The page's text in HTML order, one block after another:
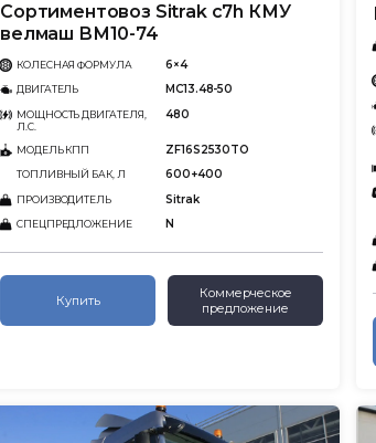
Сортиментовоз Sitrak c7h КМУ
велмаш ВМ10-74
КОЛЕСНАЯ ФОРМУЛА 6×4
ДВИГАТЕЛЬ MC13.48-50
МОЩНОСТЬ ДВИГАТЕЛЯ,
Л.С.
480
МОДЕЛЬ КПП ZF16S2530TO
ТОПЛИВНЫЙ БАК, Л 600+400
ПРОИЗВОДИТЕЛЬ Sitrak
СПЕЦПРЕДЛОЖЕНИЕ N
Купить
Коммерческое
предложение